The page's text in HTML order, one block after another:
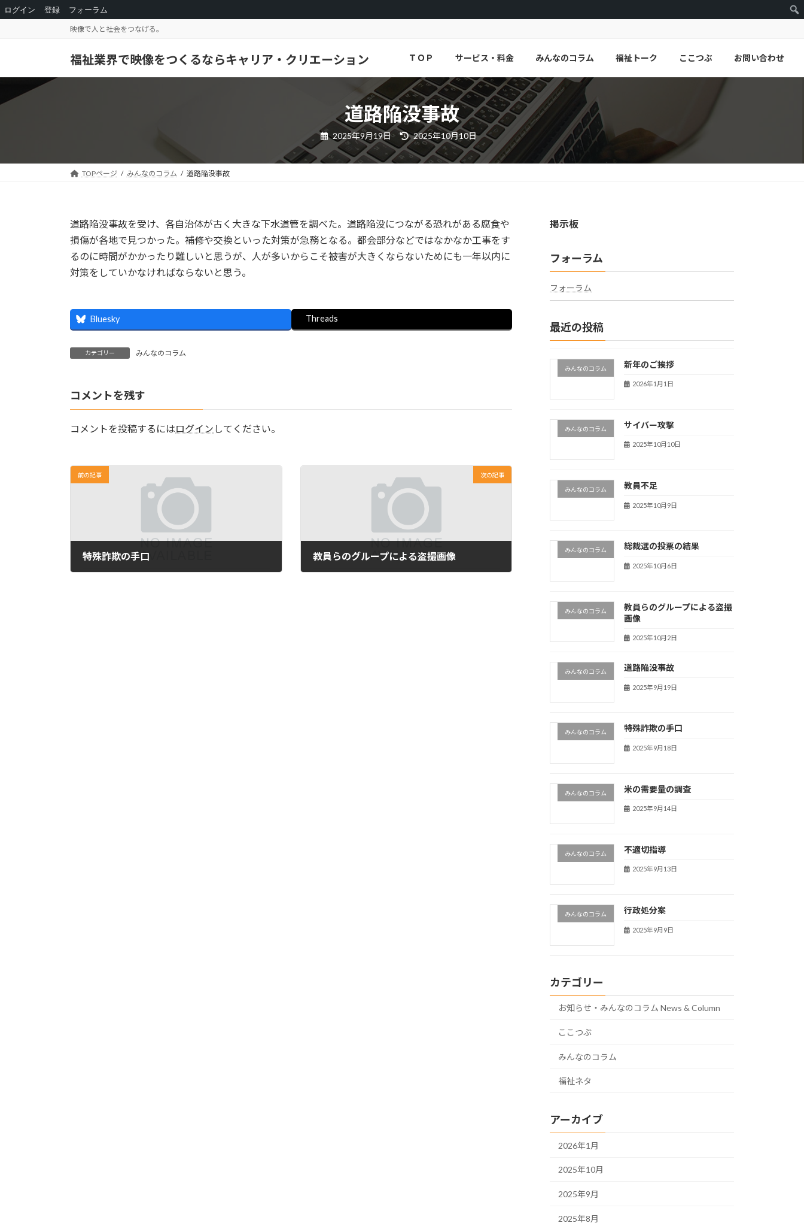
へ
ョ
ログイン 登録 フォーラム
映像で人と社会をつなげる。
福祉業界で映像をつくるならキャリア・クリエーション ＴＯＰ サービス・料金 みんなのコラム 福祉トーク ここつぶ お問い合わせ
道路陥没事故
2025年9月19日
最
終
更
新
2025年10月10日
TOPページ みんなのコラム 道路陥没事故
道路陥没事故を受け、各自治体が古く大きな下水道管を調べた。道路陥没につながる恐れがある腐食や
損傷が各地で見つかった。補修や交換といった対策が急務となる。都会部分などではなかなか工事をす
るのに時間がかかったり難しいと思うが、人が多いからこそ被害が大きくならないためにも一年以内に
対策をしていかなければならないと思う。
Bluesky Threads
カテゴリー みんなのコラム
コメントを残す
コメントを投稿するにはログイン してください。
前の記事
特殊詐欺の手口
次の記事
教員らのグループによる盗撮画像
掲示板
フォーラム
フォーラム
最近の投稿
みんなのコラム 新年のご挨拶
2026年1月1日
みんなのコラム サイバー攻撃
2025年10月10日
みんなのコラム 教員不足
2025年10月9日
みんなのコラム 総裁選の投票の結果
2025年10月6日
みんなのコラム
教員らのグループによる盗撮
画像
2025年10月2日
みんなのコラム 道路陥没事故
2025年9月19日
みんなのコラム 特殊詐欺の手口
2025年9月18日
みんなのコラム 米の需要量の調査
2025年9月14日
みんなのコラム 不適切指導
2025年9月13日
みんなのコラム 行政処分案
2025年9月9日
カテゴリー
お知らせ・みんなのコラム News & Column
ここつぶ
みんなのコラム
福祉ネタ
アーカイブ
2026年1月
2025年10月
2025年9月
2025年8月